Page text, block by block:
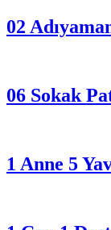
02
06 Sokak
1 Anne 5